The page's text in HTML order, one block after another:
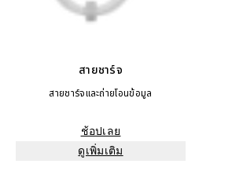
สายชาร์จ
สายชาร์จและถ่ายโอนข้อมูล
ช้อปเลย
ดูเพิ่มเติม